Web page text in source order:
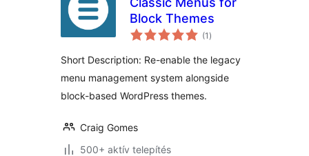
Block Themes
(1 értékelés
összesen
)
Short Description: Re-enable the legacy
menu management system alongside
block-based WordPress themes.
Craig Gomes
500+ aktív telepítés